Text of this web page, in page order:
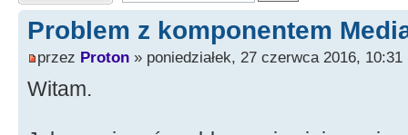
Problem z komponentem
przez Proton » poniedziałek, 27 czerwca 2016, 10:31
Witam.